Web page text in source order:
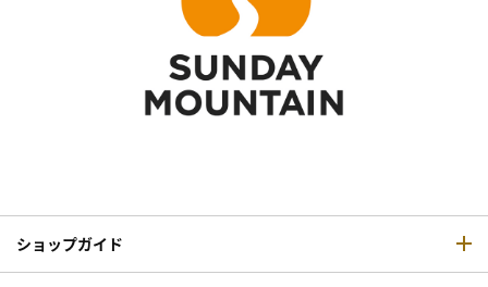
ショップガイド